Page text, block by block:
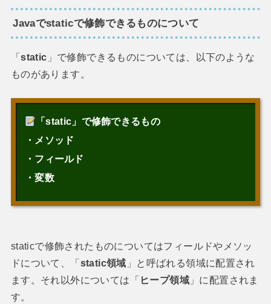
Javaでstaticで修飾できるものについて
「static 」で修飾できるものについては、以下のような
ものがあります。
「static」で修飾できるもの
・メソッド
・フィールド
・変数
staticで修飾されたものについてはフィールドやメソッ
ドについて、「 static領域 」と呼ばれる領域に配置され
ます。それ以外については「 ヒープ領域」に配置されま
す。